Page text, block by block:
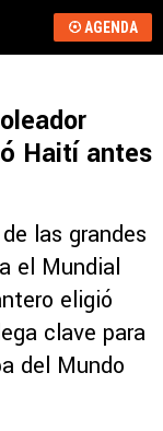
AGENDA
Haití antes
las grandes
el Mundial
eligió
clave para
del Mundo